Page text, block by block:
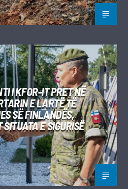
I KFOR-IT PRET NË
E LARTË TË
SË FINLANDËS,
SITUATA E SIGURISË